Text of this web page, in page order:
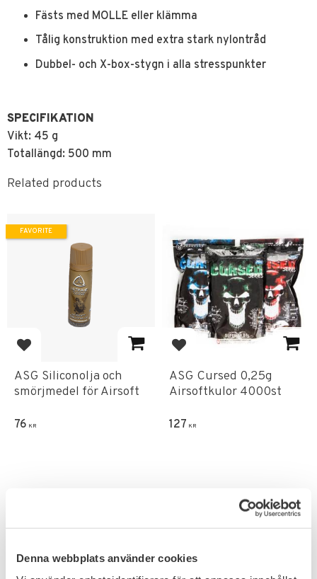
Denna webbplats använder cookies
Fästs med MOLLE eller klämma
Tålig konstruktion med extra stark nylontråd
Dubbel- och X-box-stygn i alla stresspunkter
SPECIFIKATION
Vikt: 45 g
Totallängd: 500 mm
Related products
Add to favorites
ASG Siliconolja och
smörjmedel för Airsoft
76 KR
FAVORITE
Add to favorites
ASG Cursed 0,25g
Airsoftkulor 4000st
127 KR